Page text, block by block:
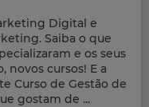
Digital e
Saiba o que
e os seus
novos cursos! E a
Curso de Gestão de
gostam de ...